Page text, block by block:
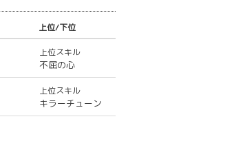
上位/下位
上位スキル
不屈の心
上位スキル
キラーチューン